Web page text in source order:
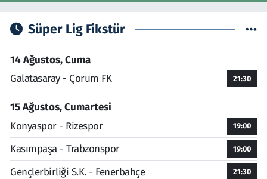
Süper Lig Fikstür
14 Ağustos, Cuma
Galatasaray - Çorum FK
21:30
15 Ağustos, Cumartesi
Konyaspor - Rizespor
19:00
Kasımpaşa - Trabzonspor 19:00
Gençlerbirliği S.K. - Fenerbahçe 21:30